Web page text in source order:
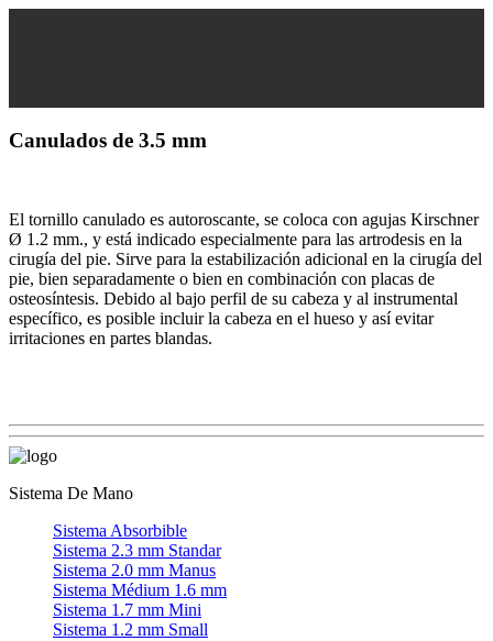
Canulados de 3.5 mm
El tornillo canulado es autoroscante, se coloca con agujas Kirschner
Ø 1.2 mm., y está indicado especialmente para las artrodesis en la
cirugía del pie. Sirve para la estabilización adicional en la cirugía del
pie, bien separadamente o bien en combinación con placas de
osteosíntesis. Debido al bajo perfil de su cabeza y al instrumental
específico, es posible incluir la cabeza en el hueso y así evitar
irritaciones en partes blandas.
Sistema De Mano
Sistema Absorbible
Sistema 2.3 mm Standar
Sistema 2.0 mm Manus
Sistema Médium 1.6 mm
Sistema 1.7 mm Mini
Sistema 1.2 mm Small